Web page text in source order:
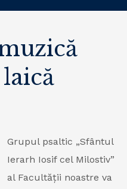
Grupul psaltic „Sfântul
Ierarh Iosif cel Milostiv”
al Facultății noastre va